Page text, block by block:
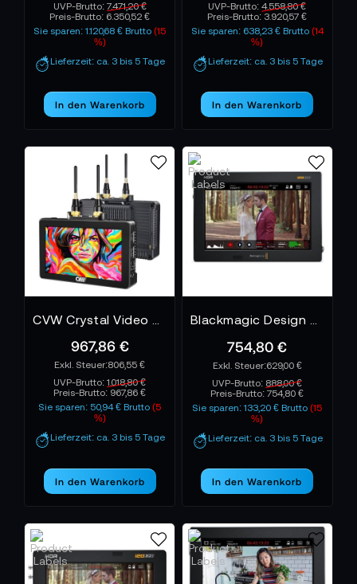
UVP-Brutto: 7.471,20 €
Preis-Brutto: 6.350,52 €
Sie sparen: 1.120,68 € Brutto(15
%)
Lieferzeit: ca. 3 bis 5 Tage
In den Warenkorb
UVP-Brutto:4.558,80 €
Preis-Brutto: 3.920,57 €
Sie sparen: 638,23 € Brutto (14
%)
Lieferzeit: ca. 3 bis 5 Tage
In den Warenkorb
967,86 €
806,55 €
UVP-Brutto:1.018,80 €
Preis-Brutto: 967,86 €
Sie sparen: 50,94 € Brutto(5
%)
Lieferzeit: ca. 3 bis 5 Tage
In den Warenkorb
754,80 €
629,00 €
UVP-Brutto: 888,00 €
Preis-Brutto:754,80 €
Sie sparen: 133,20 € Brutto(15
%)
Lieferzeit: ca. 3 bis 5 Tage
In den Warenkorb